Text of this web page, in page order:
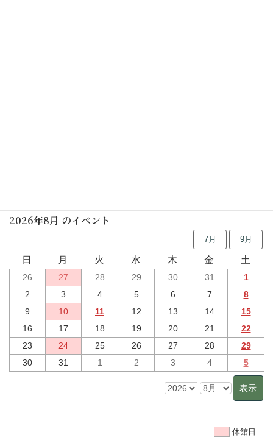
2026年8月 のイベント
7月 9月
日 月 火 水 木 金 土
26 27 28 29 30 31
1
2
3 4 5 6 7
8
9
10 11 12 13 14
15
16
17 18 19 20 21
22
23
24 25 26 27 28
29
30
31 1 2 3 4 5
休館日